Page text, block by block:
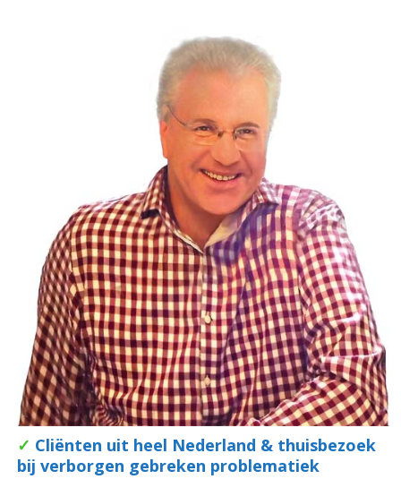
✓ Cliënten uit heel Nederland & thuisbezoek
bij verborgen gebreken problematiek